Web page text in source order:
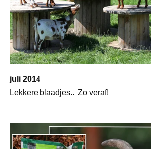
juli 2014
Lekkere blaadjes... Zo veraf!